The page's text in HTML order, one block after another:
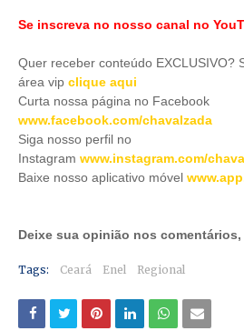
Se inscreva no nosso canal no
Quer receber conteúdo EXCLUSIVO?
área vip clique aqui
Curta nossa página no Facebook
www.facebook.com/chavalzada
Siga nosso perfil no
Instagram www.instagram.com/
Baixe nosso aplicativo móvel
Deixe sua opinião nos
Tags: Ceará Enel Regional